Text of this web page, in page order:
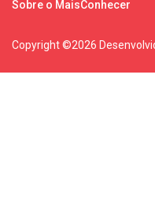
Sobre o MaisConhecer
Copyright ©2026